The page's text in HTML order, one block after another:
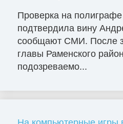
Проверка на полиграфе
подтвердила вину
сообщают СМИ. После
главы Раменского
подозреваемо...